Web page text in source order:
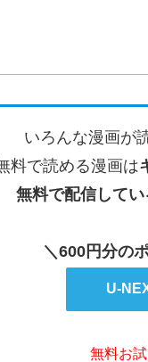
いろんな漫画が
料で読める漫画は
無料で配信して
＼600円分の
U-
無料お